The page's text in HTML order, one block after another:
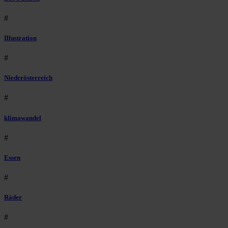
#
Illustration
#
Niederösterreich
#
klimawandel
#
Essen
#
Räder
#